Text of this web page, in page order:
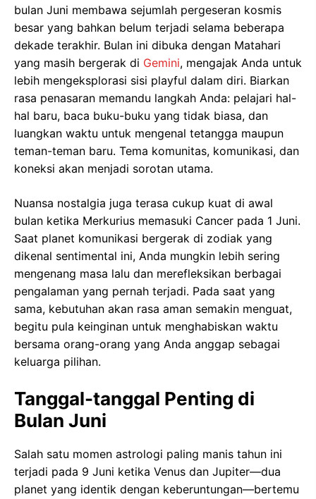
bulan Juni membawa sejumlah pergeseran kosmis
besar yang bahkan belum terjadi selama beberapa
dekade terakhir. Bulan ini dibuka dengan Matahari
yang masih bergerak di Gemini, mengajak Anda untuk
lebih mengeksplorasi sisi playful dalam diri. Biarkan
rasa penasaran memandu langkah Anda: pelajari hal-
hal baru, baca buku-buku yang tidak biasa, dan
luangkan waktu untuk mengenal tetangga maupun
teman-teman baru. Tema komunitas, komunikasi, dan
koneksi akan menjadi sorotan utama.
Nuansa nostalgia juga terasa cukup kuat di awal
bulan ketika Merkurius memasuki Cancer pada 1 Juni.
Saat planet komunikasi bergerak di zodiak yang
dikenal sentimental ini, Anda mungkin lebih sering
mengenang masa lalu dan merefleksikan berbagai
pengalaman yang pernah terjadi. Pada saat yang
sama, kebutuhan akan rasa aman semakin menguat,
begitu pula keinginan untuk menghabiskan waktu
bersama orang-orang yang Anda anggap sebagai
keluarga pilihan.
Tanggal-tanggal Penting di
Bulan Juni
Salah satu momen astrologi paling manis tahun ini
terjadi pada 9 Juni ketika Venus dan Jupiter—dua
planet yang identik dengan keberuntungan—bertemu